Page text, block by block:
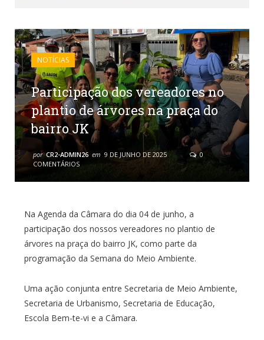
NOTÍCIAS
Participação dos vereadores no
plantio de árvores na praça do
bairro JK
por CR2-ADMIN26 em 9 DE JUNHO DE 2025
0
COMENTÁRIOS
Na Agenda da Câmara do dia 04 de junho, a
participação dos nossos vereadores no plantio de
árvores na praça do bairro JK, como parte da
programação da Semana do Meio Ambiente.
Uma ação conjunta entre Secretaria de Meio Ambiente,
Secretaria de Urbanismo, Secretaria de Educação,
Escola Bem-te-vi e a Câmara.